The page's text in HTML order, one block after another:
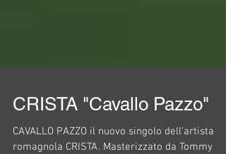
CRISTA "Cavallo Pazzo"